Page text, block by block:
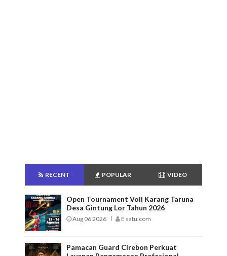
RECENT POPULAR VIDEO
Open Tournament Voli Karang Taruna
Desa Gintung Lor Tahun 2026
Aug 06 2026 E satu.com
Pamacan Guard Cirebon Perkuat